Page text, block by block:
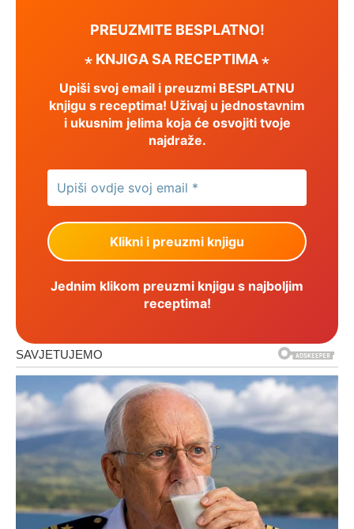
PREUZMITE BESPLATNO!
⋆ KNJIGA SA RECEPTIMA ⋆
Upiši svoj email i preuzmi BESPLATNU
knjigu s receptima! Uživaj u jednostavnim
i ukusnim jelima koja će osvojiti tvoje
najdraže.
Jednim klikom preuzmi knjigu s najboljim
receptima!